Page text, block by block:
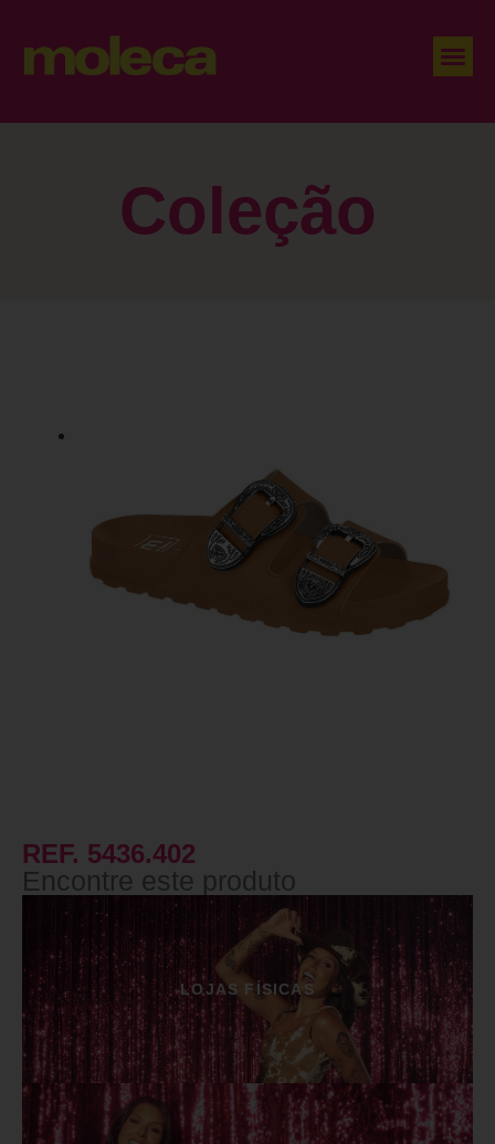
Coleção
REF. 5436.402
Encontre este produto
LOJAS FÍSICAS